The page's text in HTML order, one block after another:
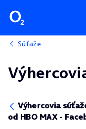
Súťaže
Výhercovia
od HBO MAX -